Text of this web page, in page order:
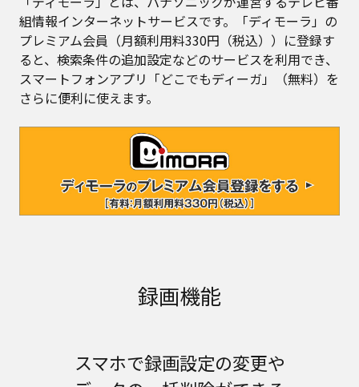
組情報インターネットサービスです。「ディモーラ」の
プレミアム会員（月額利用料330円（税込））に登録す
ると、検索条件の追加設定などのサービスを利用でき、
スマートフォンアプリ「どこでもディーガ」（無料）を
さらに便利に使えます。
録画機能
スマホで録画設定の変更や